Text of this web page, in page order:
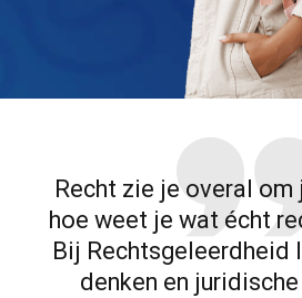
Recht zie je overal om
hoe weet je wat écht
Bij Rechtsgeleerdheid
denken en